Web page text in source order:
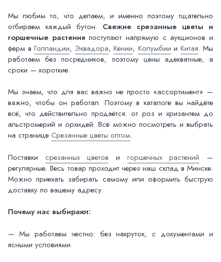
Мы любим то, что делаем, и именно поэтому тщательно
отбираем каждый бутон. Свежие срезанные цветы и
горшечные растения поступают напрямую с аукционов и
ферм в Голландии, Эквадора, Кении, Колумбии и Китая. Мы
работаем без посредников, поэтому цены адекватные, а
сроки — короткие.
Мы знаем, что для вас важно не просто «ассортимент» —
важно, чтобы он работал. Поэтому в каталоге вы найдёте
всё, что действительно продаётся: от роз и хризантем до
альстромерий и орхидей. Всё можно посмотреть и выбрать
на странице Срезанные цветы оптом.
Поставки срезанных цветов и горшечных растений —
регулярные. Весь товар проходит через наш склад в Минске.
Можно приехать забирать самому или оформить быструю
доставку по вашему адресу.
Почему нас выбирают:
— Мы работаем честно: без накруток, с документами и
ясными условиями.